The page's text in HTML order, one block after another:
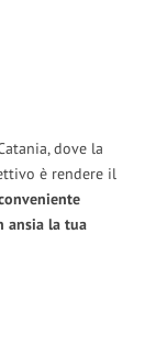
dove la
è rendere il
ansia la tua